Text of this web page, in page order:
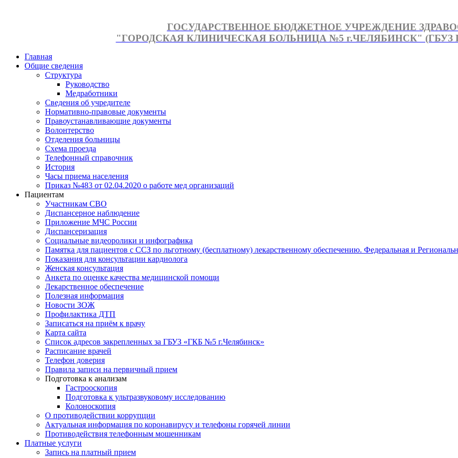
ГОСУДАРСТВЕННОЕ БЮДЖЕТНОЕ УЧРЕЖДЕНИЕ
"ГОРОДСКАЯ КЛИНИЧЕСКАЯ БОЛЬНИЦА №5 г.ЧЕЛЯБИНСК" (ГБУЗ
Главная
Общие сведения
Структура
Руководство
Медработники
Сведения об учредителе
Нормативно-правовые документы
Правоустанавливающие документы
Волонтерство
Отделения больницы
Схема проезда
Телефонный справочник
История
Часы приема населения
Приказ №483 от 02.04.2020 о работе мед организаций
Пациентам
Участникам СВО
Диспансерное наблюдение
Приложение МЧС России
Диспансеризация
Социальные видеоролики и инфографика
Памятка для пациентов с ССЗ по льготному (бесплатному) лекарственному обеспечению. Федеральная и
Показания для консультации кардиолога
Женская консультация
Анкета по оценке качества медицинской помощи
Лекарственное обеспечение
Полезная информация
Новости ЗОЖ
Профилактика ДТП
Записаться на приём к врачу
Карта сайта
Список адресов закрепленных за ГБУЗ «ГКБ №5 г.Челябинск»
Расписание врачей
Телефон доверия
Правила записи на первичный прием
Подготовка к анализам
Гастрооскопия
Подготовка к ультразвуковому исследованию
Колоноскопия
О противодействии коррупции
Актуальная информация по коронавирусу и телефоны горячей линии
Противодействия телефонным мошенникам
Платные услуги
Запись на платный прием